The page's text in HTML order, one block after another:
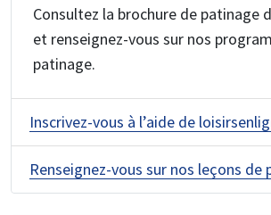
Consultez la brochure de patinage
et renseignez-vous sur nos
patinage.
Inscrivez-vous à l’aide de
Renseignez-vous sur nos leçons de